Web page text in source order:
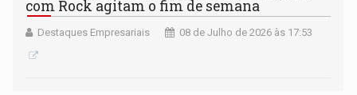
com Rock agitam o fim de semana
Destaques Empresariais 08 de Julho de 2026 às 17:53